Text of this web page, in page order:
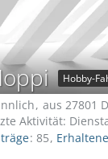
Hobby-
aus 27801
Aktivität:
85